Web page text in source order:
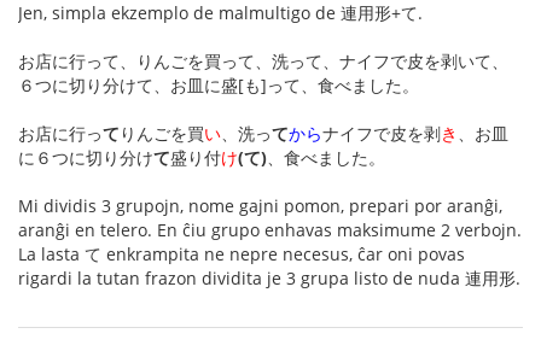
Jen, simpla ekzemplo de malmultigo de 連用形+て.
お店に行って、りんごを買って、洗って、ナイフで皮を剥いて、
６つに切り分けて、お皿に盛[も]って、食べました。
お店に行って りんごを買い、洗ってからナイフで皮を剥き 、お皿
に６つに切り分けて盛り付け(て)、食べました。
Mi dividis 3 grupojn, nome gajni pomon, prepari por aranĝi,
aranĝi en telero. En ĉiu grupo enhavas maksimume 2 verbojn.
La lasta て enkrampita ne nepre necesus, ĉar oni povas
rigardi la tutan frazon dividita je 3 grupa listo de nuda 連用形.